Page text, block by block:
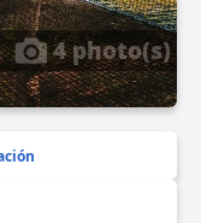
4 photo(s)